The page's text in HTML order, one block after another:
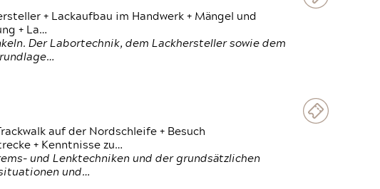
+ Lackaufbau im Handwerk + Mängel und
+ La…
Der Labortechnik, dem Lackhersteller sowie dem
auf der Nordschleife + Besuch
+ Kenntnisse zu…
und Lenktechniken und der grundsätzlichen
und…